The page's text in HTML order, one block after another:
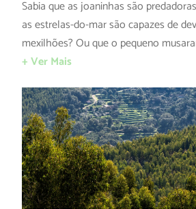
Sabia que as joaninhas são
as estrelas-do-mar são capazes de
mexilhões? Ou que o pequeno
+ Ver Mais